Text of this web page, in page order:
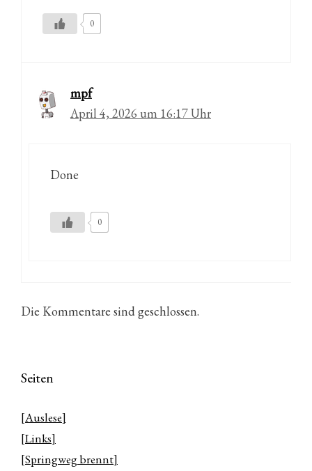
0
mpf
April 4, 2026 um 16:17 Uhr
Done
0
Die Kommentare sind geschlossen.
Seiten
[Auslese]
[Links]
[Springweg brennt]